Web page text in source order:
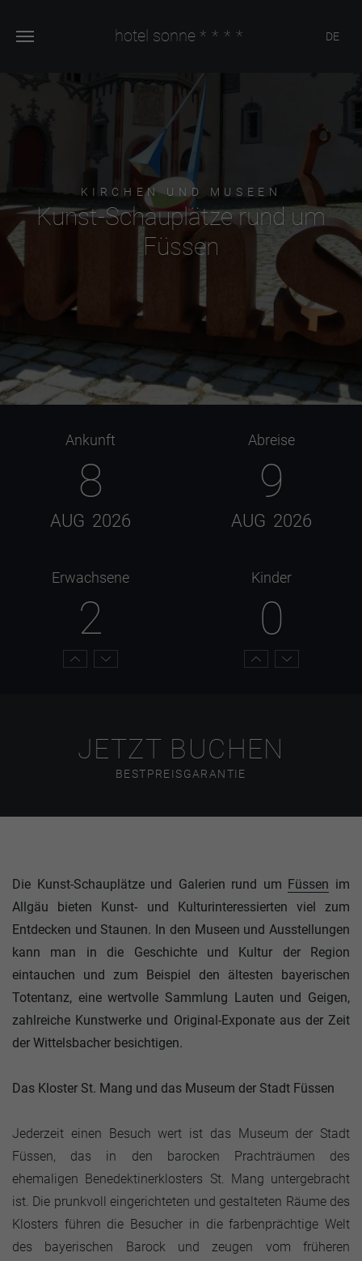
hotel sonne **** DE
KIRCHEN UND MUSEEN
Kunst-Schauplätze rund um
Füssen
Ankunft
8
AUG 2026
Abreise
9
AUG 2026
Erwachsene
2
Kinder
0
JETZT BUCHEN
BESTPREISGARANTIE
Die Kunst-Schauplätze und Galerien rund um Füssen im
Allgäu bieten Kunst- und Kulturinteressierten viel zum
Entdecken und Staunen. In den Museen und Ausstellungen
kann man in die Geschichte und Kultur der Region
eintauchen und zum Beispiel den ältesten bayerischen
Totentanz, eine wertvolle Sammlung Lauten und Geigen,
zahlreiche Kunstwerke und Original-Exponate aus der Zeit
der Wittelsbacher besichtigen.
Das Kloster St. Mang und das Museum der Stadt Füssen
Jederzeit einen Besuch wert ist das Museum der Stadt
Füssen, das in den barocken Prachträumen des
ehemaligen Benedektinerklosters St. Mang untergebracht
ist. Die prunkvoll eingerichteten und gestalteten Räume des
Klosters führen die Besucher in die farbenprächtige Welt
des bayerischen Barock und zeugen vom früheren